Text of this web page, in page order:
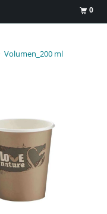
Volumen_200 ml
0